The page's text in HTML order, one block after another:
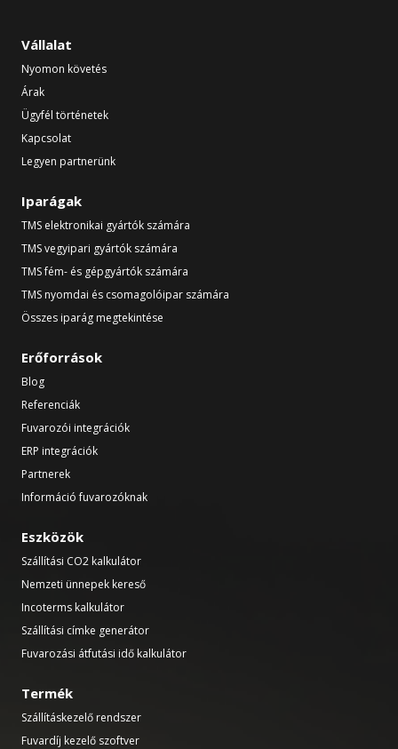
Vállalat
Nyomon követés
Árak
Ügyfél történetek
Kapcsolat
Legyen partnerünk
Iparágak
TMS elektronikai gyártók számára
TMS vegyipari gyártók számára
TMS fém- és gépgyártók számára
TMS nyomdai és csomagolóipar számára
Összes iparág megtekintése
Erőforrások
Blog
Referenciák
Fuvarozói integrációk
ERP integrációk
Partnerek
Információ fuvarozóknak
Eszközök
Szállítási CO2 kalkulátor
Nemzeti ünnepek kereső
Incoterms kalkulátor
Szállítási címke generátor
Fuvarozási átfutási idő kalkulátor
Termék
Szállításkezelő rendszer
Fuvardíj kezelő szoftver